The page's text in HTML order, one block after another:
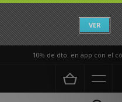
VER
10% de dto. en app con el